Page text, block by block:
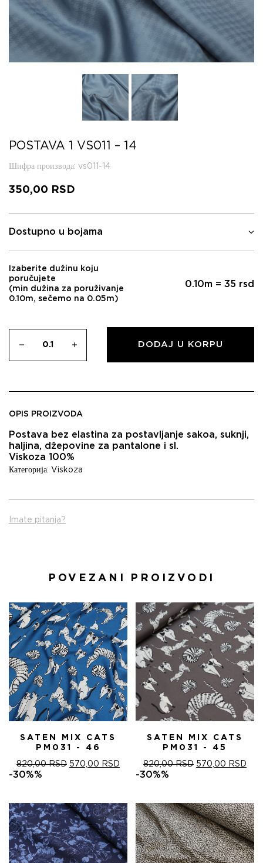
POSTAVA 1 VS011 – 14
Шифра производа: vs011-14
350,00 RSD
Dostupno u bojama
Izaberite dužinu koju
poručujete
(min dužina za poruživanje
0.10m, sečemo na 0.05m)
0.10m = 35 rsd
DODAJ U KORPU
OPIS PROIZVODA
Postava bez elastina za postavljanje sakoa, suknji,
haljina, džepovine za pantalone i sl.
Viskoza 100%
Категорија: Viskoza
Imate pitanja?
POVEZANI PROIZVODI
SATEN MIX CATS
PM031 - 46
820,00RSD ОРИГИНАЛНА
820,00 RSD.
570,00 RSD ТРЕНУТНА
ЦЕНА
-30%%
SATEN MIX CATS
PM031 - 45
820,00RSD ОРИГИНАЛНА
820,00 RSD.
570,00 RSD
-30%%